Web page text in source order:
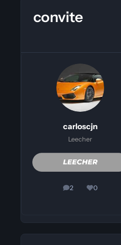
convite
carloscjn
Leecher
2
posts 0
Reputação